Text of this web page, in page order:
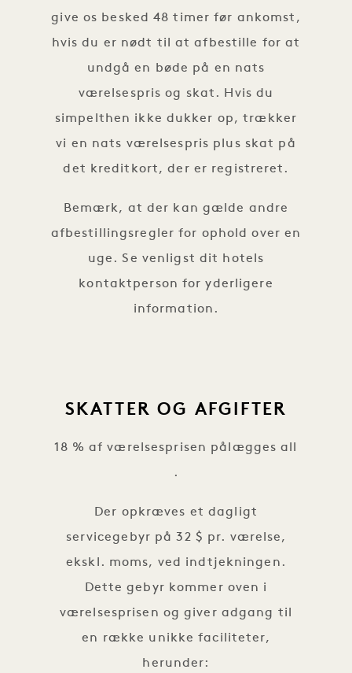
give os besked 48 timer før ankomst,
hvis du er nødt til at afbestille for at
undgå en bøde på en nats
værelsespris og skat. Hvis du
simpelthen ikke dukker op, trækker
vi en nats værelsespris plus skat på
det kreditkort, der er registreret.
Bemærk, at der kan gælde andre
afbestillingsregler for ophold over en
uge. Se venligst dit hotels
kontaktperson for yderligere
information.
SKATTER OG AFGIFTER
18 % af værelsesprisen pålægges all
.
Der opkræves et dagligt
servicegebyr på 32 $ pr. værelse,
ekskl. moms, ved indtjekningen.
Dette gebyr kommer oven i
værelsesprisen og giver adgang til
en række unikke faciliteter,
herunder: